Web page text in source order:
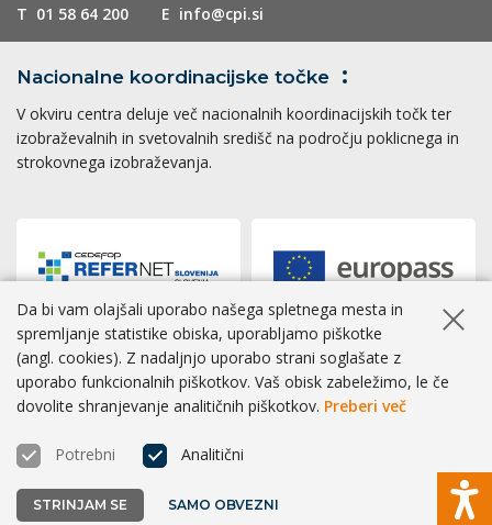
T 01 58 64 200 E info@cpi.si
Nacionalne koordinacijske točke
V okviru centra deluje več nacionalnih koordinacijskih točk ter
izobraževalnih in svetovalnih središč na področju poklicnega in
strokovnega izobraževanja.
Dostopnost|Zasebnost|Piškotki
Skrij
Da bi vam olajšali uporabo našega spletnega mesta in
spremljanje statistike obiska, uporabljamo piškotke
(angl. cookies). Z nadaljnjo uporabo strani soglašate z
uporabo funkcionalnih piškotkov. Vaš obisk zabeležimo, le če
dovolite shranjevanje analitičnih piškotkov. Preberi več
Potrebni Analitični
STRINJAM SE SAMO OBVEZNI